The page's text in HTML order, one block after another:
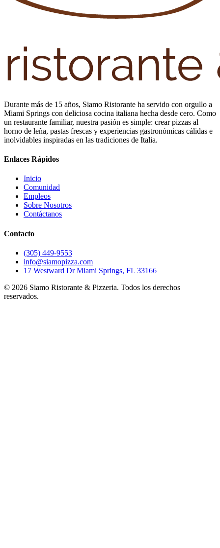
Durante más de 15 años, Siamo Ristorante ha servido con orgullo a
Miami Springs con deliciosa cocina italiana hecha desde cero. Como
un restaurante familiar, nuestra pasión es simple: crear pizzas al
horno de leña, pastas frescas y experiencias gastronómicas cálidas e
inolvidables inspiradas en las tradiciones de Italia.
Enlaces Rápidos
Inicio
Comunidad
Empleos
Sobre Nosotros
Contáctanos
Contacto
(305) 449-9553
info@siamopizza.com
17 Westward Dr Miami Springs, FL 33166
© 2026 Siamo Ristorante & Pizzeria. Todos los derechos
reservados.